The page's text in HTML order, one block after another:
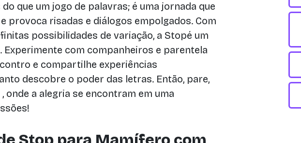
que um jogo de palavras; é uma jornada que
provoca risadas e diálogos empolgados. Com
possibilidades de variação, a Stopé um
Experimente com companheiros e parentela
e compartilhe experiências
descobre o poder das letras. Então, pare,
onde a alegria se encontram em uma